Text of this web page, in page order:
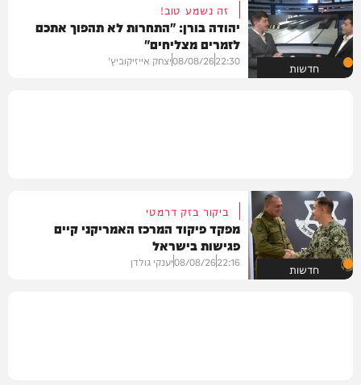
חדשות
זה נשמע טוב!
יהודה בורן: "התחרות לא תהפוך אתכם
לזמרים מצליחים"
22:30
08/08/26יצחק אייזיקוביץ'
חדשות
ביקור בזק דרמטי
מפקד פיקוד המרכז האמריקני קיים
פגישות בישראל
22:16
08/08/26יענקי גולדן